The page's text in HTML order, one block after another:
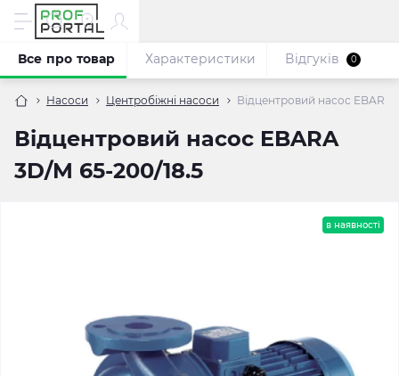
Насоси Центробіжні насоси Відцентровий насос EBARA
Відцентровий насос EBARA
3D/M 65-200/18.5
Все про товар Характеристики Відгуків 0
в наявності